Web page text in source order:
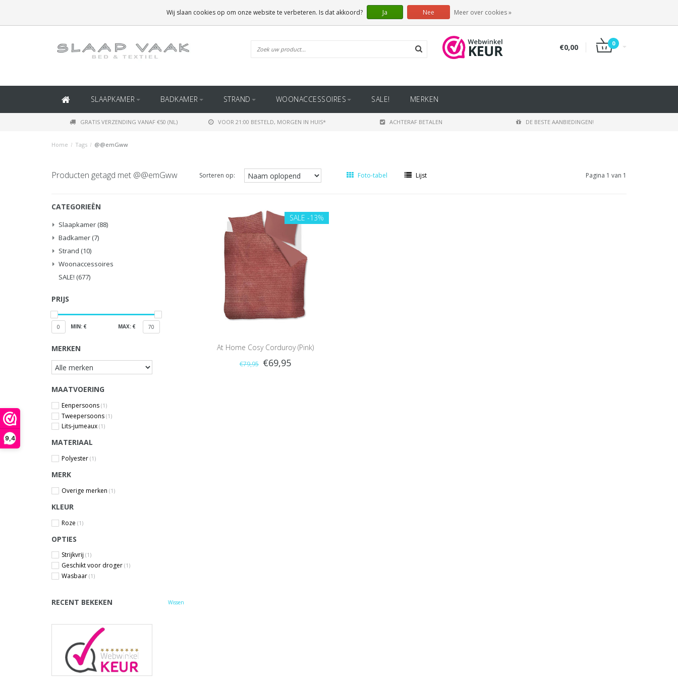
9,4
(BINNEN BELGIË)
€0,00 0
SLAAPKAMER BADKAMER STRAND WOONACCESSOIRES SALE! MERKEN
GRATIS VERZENDING VANAF €50 (NL) VOOR 21:00 BESTELD, MORGEN IN HUIS* ACHTERAF BETALEN DE BESTE AANBIEDINGEN!
Home / Tags / @@emGww
Producten getagd met @@emGww Sorteren op: Foto-tabel Lijst Pagina 1 van 1
CATEGORIEËN
Slaapkamer (88)
Badkamer (7)
Strand (10)
Woonaccessoires
SALE! (677)
PRIJS
0 MIN: € MAX: € 70
MERKEN
MAATVOERING
Eenpersoons (1)
Tweepersoons (1)
Lits-jumeaux (1)
MATERIAAL
Polyester (1)
MERK
Overige merken (1)
KLEUR
Roze (1)
OPTIES
Strijkvrij (1)
Geschikt voor droger (1)
Wasbaar (1)
RECENT BEKEKEN Wissen
SALE -13%
At Home Cosy Corduroy (Pink)
€79,95 €69,95
Wij slaan cookies op om onze website te verbeteren. Is dat akkoord? Ja Nee Meer over cookies »